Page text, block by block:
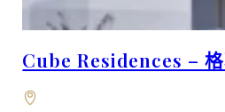
Cube Residences –